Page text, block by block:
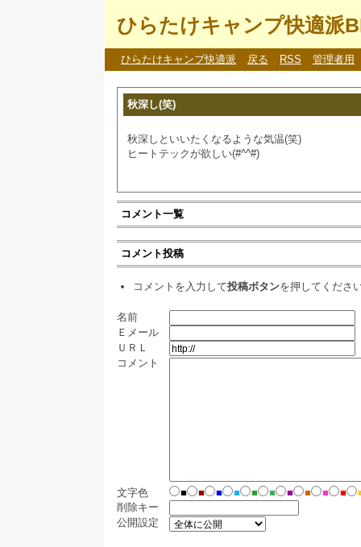
ひらたけキャンプ快適派
ひらたけキャンプ快適派 戻る RSS 管理者用
秋深し(笑)
秋深しといいたくなるような気温(笑)
ヒートテックが欲しい(#^^#)
コメント一覧
コメント投稿
コメントを入力して投稿ボタンを押してくださ
名前
Ｅメール
ＵＲＬ
コメント
文字色 ■ ■ ■ ■ ■ ■ ■ ■ ■ ■
削除キー
公開設定